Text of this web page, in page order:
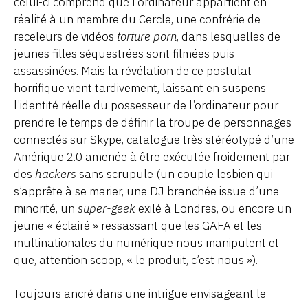
réalité à un membre du Cercle, une confrérie de
receleurs de vidéos torture porn, dans lesquelles de
jeunes filles séquestrées sont filmées puis
assassinées. Mais la révélation de ce postulat
horrifique vient tardivement, laissant en suspens
l’identité réelle du possesseur de l’ordinateur pour
prendre le temps de définir la troupe de personnages
connectés sur Skype, catalogue très stéréotypé d’une
Amérique 2.0 amenée à être exécutée froidement par
des hackers sans scrupule (un couple lesbien qui
s’apprête à se marier, une DJ branchée issue d’une
minorité, un super-geek exilé à Londres, ou encore un
jeune « éclairé » ressassant que les GAFA et les
multinationales du numérique nous manipulent et
que, attention scoop, « le produit, c’est nous »).
Toujours ancré dans une intrigue envisageant le